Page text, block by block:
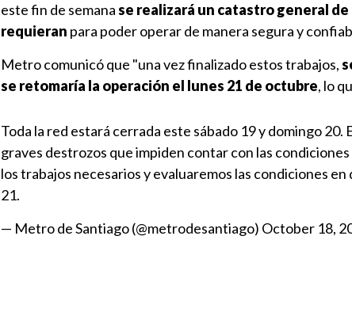
este fin de semanase realizará un catastro general
requieran para poder operar de manera segura y
Metro comunicó que "una vez finalizado estos trabajos,
se retomaría la operación el lunes 21 de octubre, lo
Toda la red estará cerrada este sábado 19 y domingo 20.
graves destrozos que impiden contar con las
los trabajos necesarios y evaluaremos las condiciones
21.
— Metro de Santiago (@metrodesantiago) October 18,